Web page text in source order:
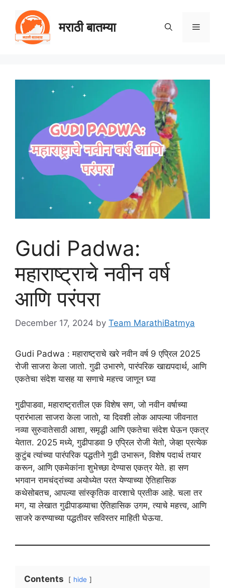
content
मराठी बातम्या Menu
Gudi Padwa:
महाराष्ट्राचे नवीन वर्ष
आणि परंपरा
December 17, 2024 by Team MarathiBatmya
Gudi Padwa : महाराष्ट्राचे खरे नवीन वर्ष 9 एप्रिल 2025
रोजी साजरा केला जातो. गुढी उभारणे, पारंपरिक खाद्यपदार्थ, आणि
एकतेचा संदेश यासह या सणाचे महत्त्व जाणून घ्या
गुढीपाडवा, महाराष्ट्रातील एक विशेष सण, जो नवीन वर्षाच्या
प्रारंभाला साजरा केला जातो, या दिवशी लोक आपल्या जीवनात
नव्या सुरुवातेसाठी आशा, समृद्धी आणि एकतेचा संदेश घेऊन एकत्र
येतात. 2025 मध्ये, गुढीपाडवा 9 एप्रिल रोजी येतो, जेव्हा प्रत्येक
कुटुंब त्यांच्या पारंपरिक पद्धतीने गुढी उभारून, विशेष पदार्थ तयार
करून, आणि एकमेकांना शुभेच्छा देण्यास एकत्र येते. हा सण
भगवान रामचंद्रांच्या अयोध्येत परत येण्याच्या ऐतिहासिक
कथेसोबतच, आपल्या सांस्कृतिक वारशाचे प्रतीक आहे. चला तर
मग, या लेखात गुढीपाडव्याचा ऐतिहासिक उगम, त्याचे महत्त्व, आणि
साजरे करण्याच्या पद्धतीवर सविस्तर माहिती घेऊया.
Contents hide